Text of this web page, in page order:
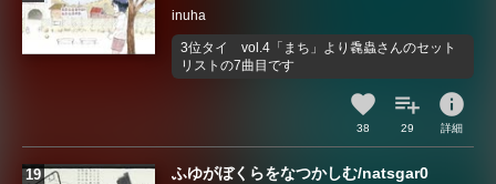
inuha
3位タイ vol.4「まち」より毳蟲さんのセット
リストの7曲目です
38 29
info
詳細
ふゆがぼくらをなつかしむ/natsgar0